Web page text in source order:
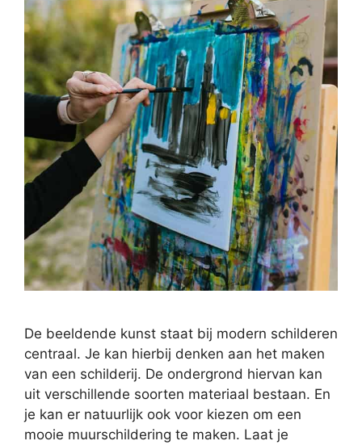
De beeldende kunst staat bij modern schilderen
centraal. Je kan hierbij denken aan het maken
van een schilderij. De ondergrond hiervan kan
uit verschillende soorten materiaal bestaan. En
je kan er natuurlijk ook voor kiezen om een
mooie muurschildering te maken. Laat je